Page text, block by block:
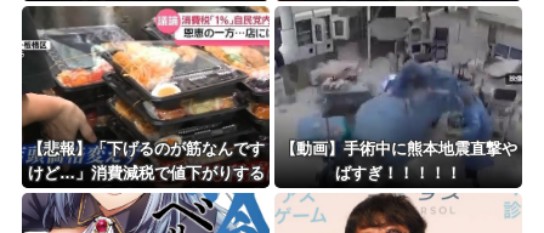
男を逮捕ｗｗｗｗｗｗｗｗｗ
に私の責任で戻す」発言を説明
【悲報】「下げるのが筋なんです
けど…」消費減税で値下がりする
分と同じだけ商品を値上げして店
頭価格を変えない店も…
【動画】手術中に熊本地震直撃や
ばすぎ！！！！！